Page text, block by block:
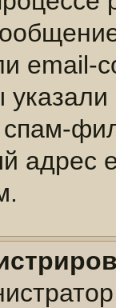
email-
спам-
адрес